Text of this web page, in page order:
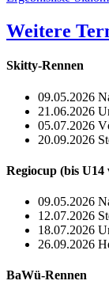
Weitere
Skitty-Rennen
09.05.2026
21.06.2026
05.07.2026
20.09.2026
Regiocup (bis
09.05.2026
12.07.2026
18.07.2026
26.09.2026
BaWü-Rennen